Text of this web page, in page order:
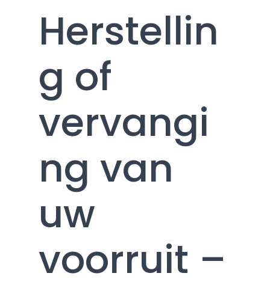
Herstellin
g of
vervangi
ng van
uw
voorruit –